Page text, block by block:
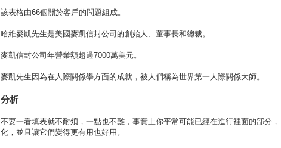
該表格由66個關於客戶的問題組成。
哈維麥凱先生是美國麥凱信封公司的創始人、董事長和總裁。
麥凱信封公司年營業額超過7000萬美元。
麥凱先生因為在人際關係學方面的成就，被人們稱為世界第一人際關係大師。
分析
不要一看填表就不耐煩，一點也不難，事實上你平常可能已經在進行裡面的部分
化，並且讓它們變得更有用也好用。